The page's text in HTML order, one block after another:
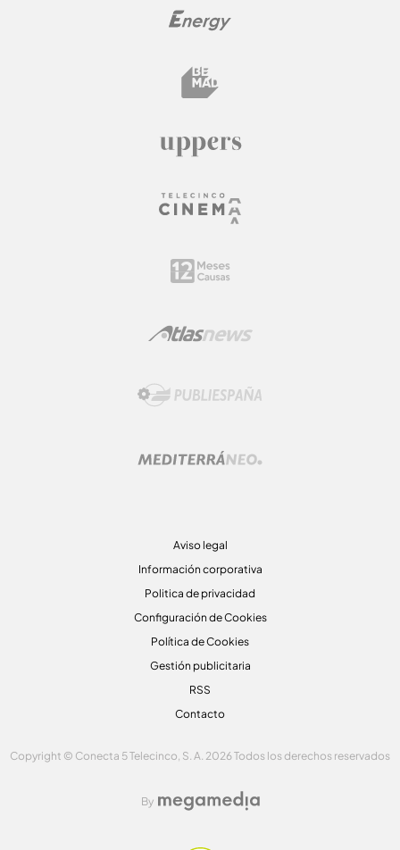
Aviso legal
Información corporativa
Politica de privacidad
Configuración de Cookies
Política de Cookies
Gestión publicitaria
RSS
Contacto
Copyright © Conecta 5 Telecinco, S. A. 2026 Todos los derechos reservados
By